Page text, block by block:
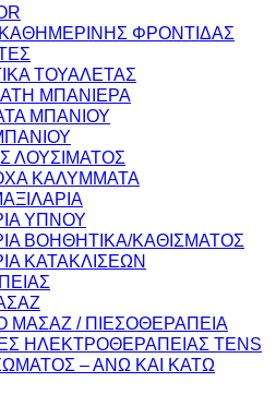
ΦΡΟΝΤΙΔΑΣ
ΤΟΥΑΛΕΤΑΣ
ΜΠΑΝΙΕΡΑ
ΜΠΑΝΙΟΥ
ΛΟΥΣΙΜΑΤΟΣ
ΚΑΛΥΜΜΑΤΑ
ΥΠΝΟΥ
ΒΟΗΘΗΤΙΚΑ/ΚΑΘΙΣΜΑΤΟΣ
ΚΑΤΑΚΛΙΣΕΩΝ
ΜΑΣΑΖ / ΠΙΕΣΟΘΕΡΑΠΕΙΑ
ΗΛΕΚΤΡΟΘΕΡΑΠΕΙΑΣ TENS
– ΑΝΩ ΚΑΙ ΚΑΤΩ